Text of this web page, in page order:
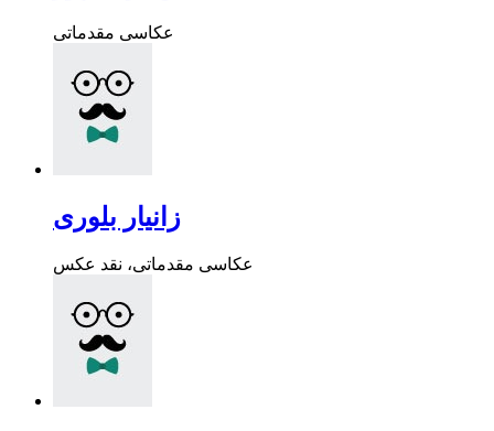
عکاسی مقدماتی
زانیار بلوری
عکاسی مقدماتی، نقد عکس